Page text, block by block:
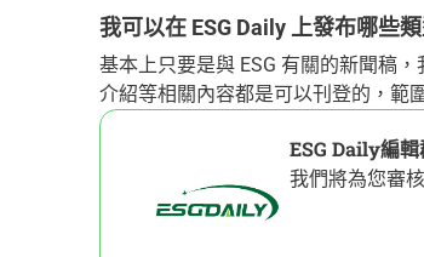
我可以在 ESG Daily 上發布哪些
基本上只要是與 ESG 有關的新聞稿
介紹等相關內容都是可以刊登的，範
ESG Daily編輯
我們將為您審